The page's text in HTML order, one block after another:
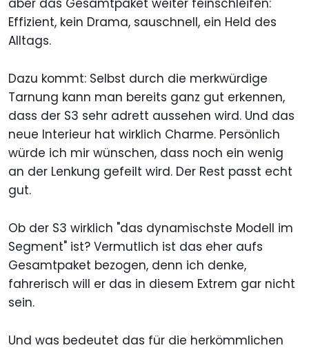
aber das Gesamtpaket weiter feinschleifen:
Effizient, kein Drama, sauschnell, ein Held des
Alltags.
Dazu kommt: Selbst durch die merkwürdige
Tarnung kann man bereits ganz gut erkennen,
dass der S3 sehr adrett aussehen wird. Und das
neue Interieur hat wirklich Charme. Persönlich
würde ich mir wünschen, dass noch ein wenig
an der Lenkung gefeilt wird. Der Rest passt echt
gut.
Ob der S3 wirklich "das dynamischste Modell im
Segment" ist? Vermutlich ist das eher aufs
Gesamtpaket bezogen, denn ich denke,
fahrerisch will er das in diesem Extrem gar nicht
sein.
Und was bedeutet das für die herkömmlichen